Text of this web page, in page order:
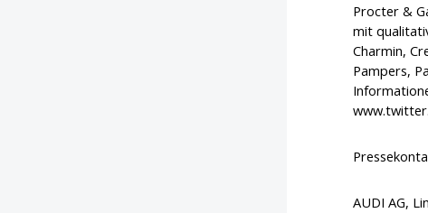
Procter &
mit
Charmin,
Pampers,
AUDI AG,